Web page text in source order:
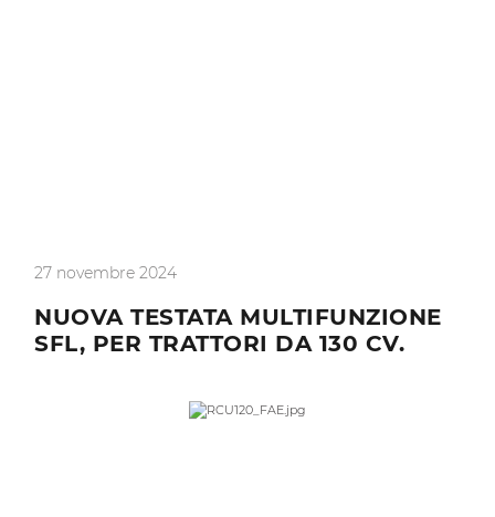
27 novembre 2024
NUOVA TESTATA MULTIFUNZIONE
SFL, PER TRATTORI DA 130 CV.